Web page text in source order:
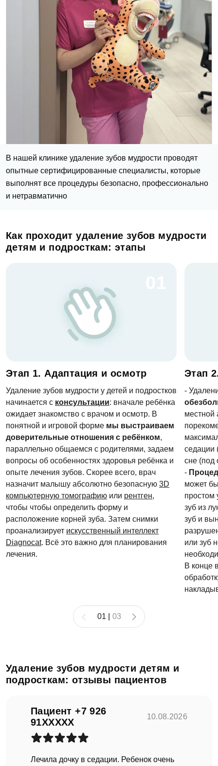
В нашей клинике удаление зубов мудрости проводят
опытные сертифицированные специалисты, которые
выполнят все процедуры безопасно, профессионально
и нетравматично
Как проходит удаление зубов мудрости
детям и подросткам: этапы
01 03
Этап 1. Адаптация и осмотр
Удаление зубов мудрости у детей и подростков
начинается с консультации: вначале ребёнка
ожидает знакомство с врачом и осмотр. В
понятной и игровой форме мы выстраиваем
доверительные отношения с ребёнком,
параллельно общаемся с родителями, задаем
вопросы об особенностях здоровья ребёнка и
опыте лечения зубов. Скорее всего, врач
назначит малышу абсолютно безопасную 3D
компьютерную томографию или рентген,
чтобы чтобы определить форму и
расположение корней зуба. Затем снимки
проанализирует искусственный интеллект
Diagnocat. Всё это важно для планирования
лечения.
Этап
-
местной
седации
сне
-
может
простом
зуб из
зуб и
или зуб
В конце
Удаление зубов мудрости детям и
подросткам: отзывы пациентов
Пациент +7 926
91XXXXX
10.08.2026
Лечила дочку в седации. Ребенок очень
Запись на прием
ФИО
Телефон
E-mail
Оставить отзыв
Клиника
Клиника Dental Way
Врач
Врач Dental Way